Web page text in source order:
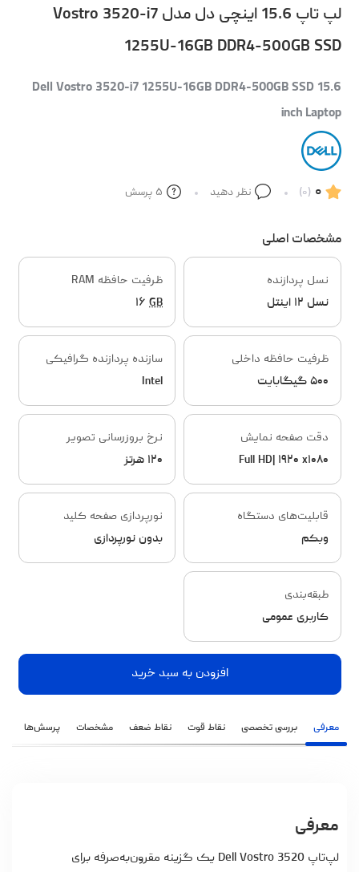
لپ تاپ 15.6 اینچی دل مدل Vostro 3520-i7
1255U-16GB DDR4-500GB SSD
Dell Vostro 3520-i7 1255U-16GB DDR4-500GB SSD 15.6
inch Laptop
۰ (۰) نظر دهید ۵ پرسش
مشخصات اصلی
نسل پردازنده
نسل ۱۲ اینتل
ظرفیت حافظه RAM
۱۶ GB
ظرفیت حافظه داخلی
۵۰۰ گیگابایت
سازنده پردازنده گرافیکی
Intel
دقت صفحه نمایش
Full HD| ۱۹۲۰ x۱۰۸۰
نرخ بروزرسانی تصویر
۱۲۰ هرتز
قابلیت‌های دستگاه
وبکم
نورپردازی صفحه کلید
بدون نورپردازی
طبقه‌بندی
کاربری عمومی
افزودن به سبد خرید
معرفی بررسی تخصصی نقاط قوت نقاط ضعف مشخصات پرسش‌ها
معرفی
لپ‌تاپ Dell Vostro 3520 یک گزینه مقرون‌به‌صرفه برای